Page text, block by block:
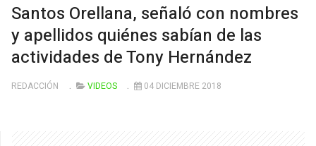
Santos Orellana, señaló con nombres
y apellidos quiénes sabían de las
actividades de Tony Hernández
REDACCIÓN VIDEOS 04 DICIEMBRE 2018